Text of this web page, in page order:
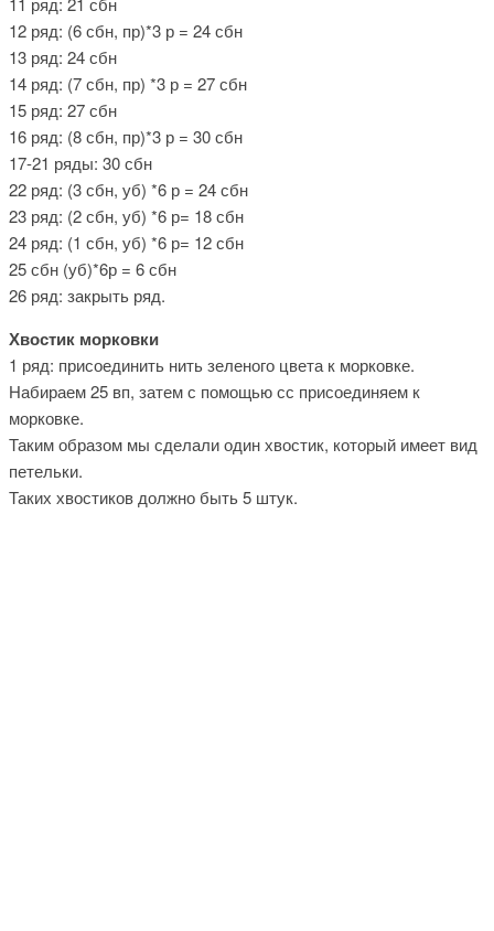
12 ряд: (6 сбн, пр)*3 р = 24 сбн
13 ряд: 24 сбн
14 ряд: (7 сбн, пр) *3 р = 27 сбн
15 ряд: 27 сбн
16 ряд: (8 сбн, пр)*3 р = 30 сбн
17-21 ряды: 30 сбн
22 ряд: (3 сбн, уб) *6 р = 24 сбн
23 ряд: (2 сбн, уб) *6 р= 18 сбн
24 ряд: (1 сбн, уб) *6 р= 12 сбн
25 сбн (уб)*6р = 6 сбн
26 ряд: закрыть ряд.
Хвостик морковки
1 ряд: присоединить нить зеленого цвета к морковке.
Набираем 25 вп, затем с помощью сс присоединяем к
морковке.
Таким образом мы сделали один хвостик, который имеет вид
петельки.
Таких хвостиков должно быть 5 штук.